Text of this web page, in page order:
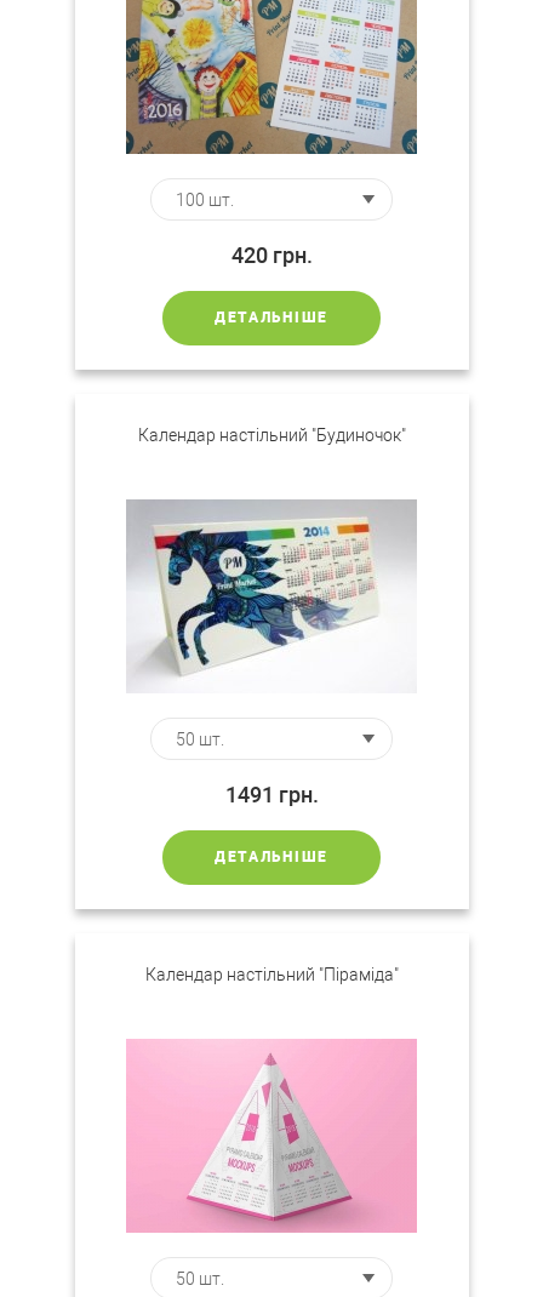
420 грн.
ДЕТАЛЬНІШЕ
Календар настільний "Будиночок"
1491 грн.
ДЕТАЛЬНІШЕ
Календар настільний "Піраміда"